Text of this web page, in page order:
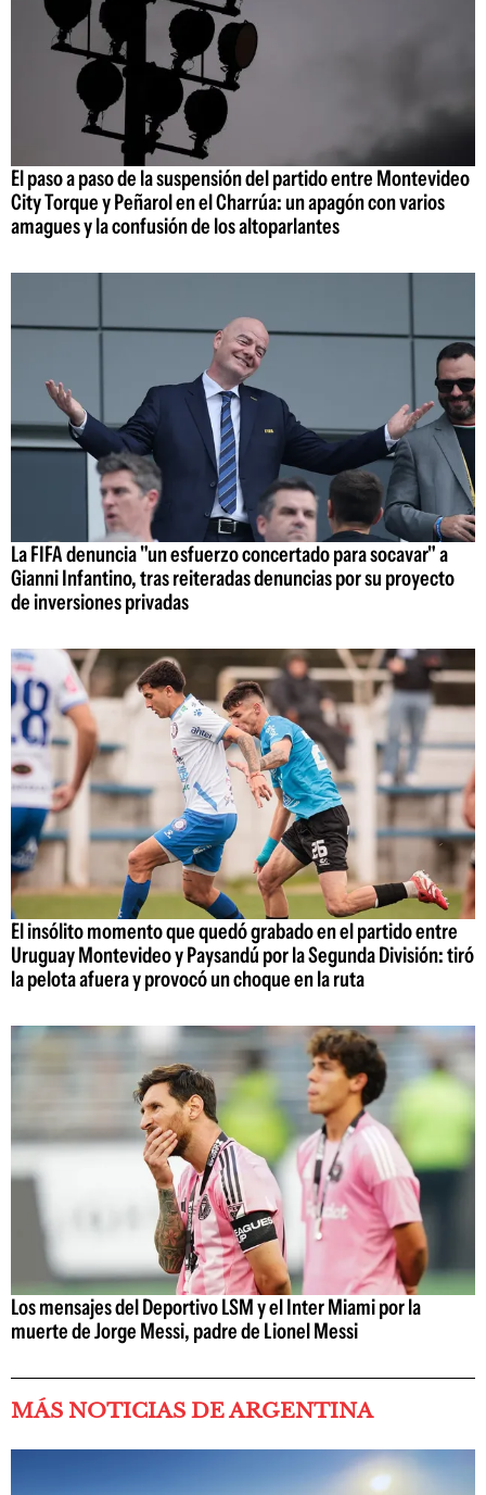
El paso a paso de la suspensión del partido entre Montevideo
City Torque y Peñarol en el Charrúa: un apagón con varios
amagues y la confusión de los altoparlantes
La FIFA denuncia "un esfuerzo concertado para socavar" a
Gianni Infantino, tras reiteradas denuncias por su proyecto
de inversiones privadas
El insólito momento que quedó grabado en el partido entre
Uruguay Montevideo y Paysandú por la Segunda División: tiró
la pelota afuera y provocó un choque en la ruta
Los mensajes del Deportivo LSM y el Inter Miami por la
muerte de Jorge Messi, padre de Lionel Messi
MÁS NOTICIAS DE ARGENTINA